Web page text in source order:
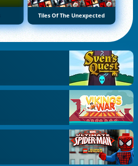
Tiles Of The Unexpected